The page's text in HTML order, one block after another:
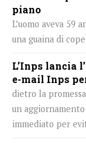
piano
L’uomo aveva 59
una guaina di
L’Inps lancia
e-mail Inps
dietro la
un
immediato per